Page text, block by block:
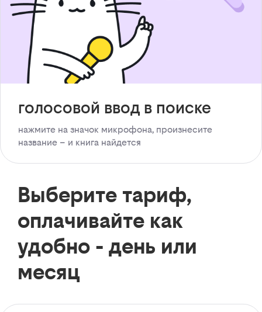
голосовой ввод в поиске
нажмите на значок микрофона, произнесите
название – и книга найдется
Выберите тариф,
оплачивайте как
удобно - день или
месяц